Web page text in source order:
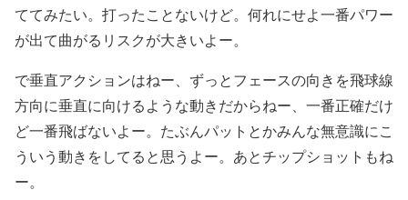
ててみたい。打ったことないけど。何れにせよ一番パワー
が出て曲がるリスクが大きいよー。
で垂直アクションはねー、ずっとフェースの向きを飛球線
方向に垂直に向けるような動きだからねー、一番正確だけ
ど一番飛ばないよー。たぶんパットとかみんな無意識にこ
ういう動きをしてると思うよー。あとチップショットもね
ー。